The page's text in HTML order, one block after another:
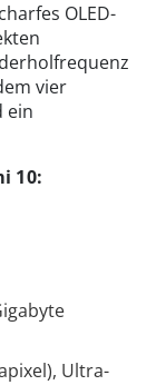
OLED-
vier
ein
10:
Ultra-